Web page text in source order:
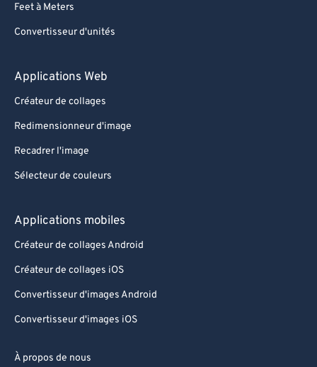
Feet à Meters
Convertisseur d'unités
Applications Web
Créateur de collages
Redimensionneur d'image
Recadrer l'image
Sélecteur de couleurs
Applications mobiles
Créateur de collages Android
Créateur de collages iOS
Convertisseur d'images Android
Convertisseur d'images iOS
À propos de nous